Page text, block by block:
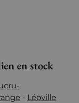
en stock
- Léoville